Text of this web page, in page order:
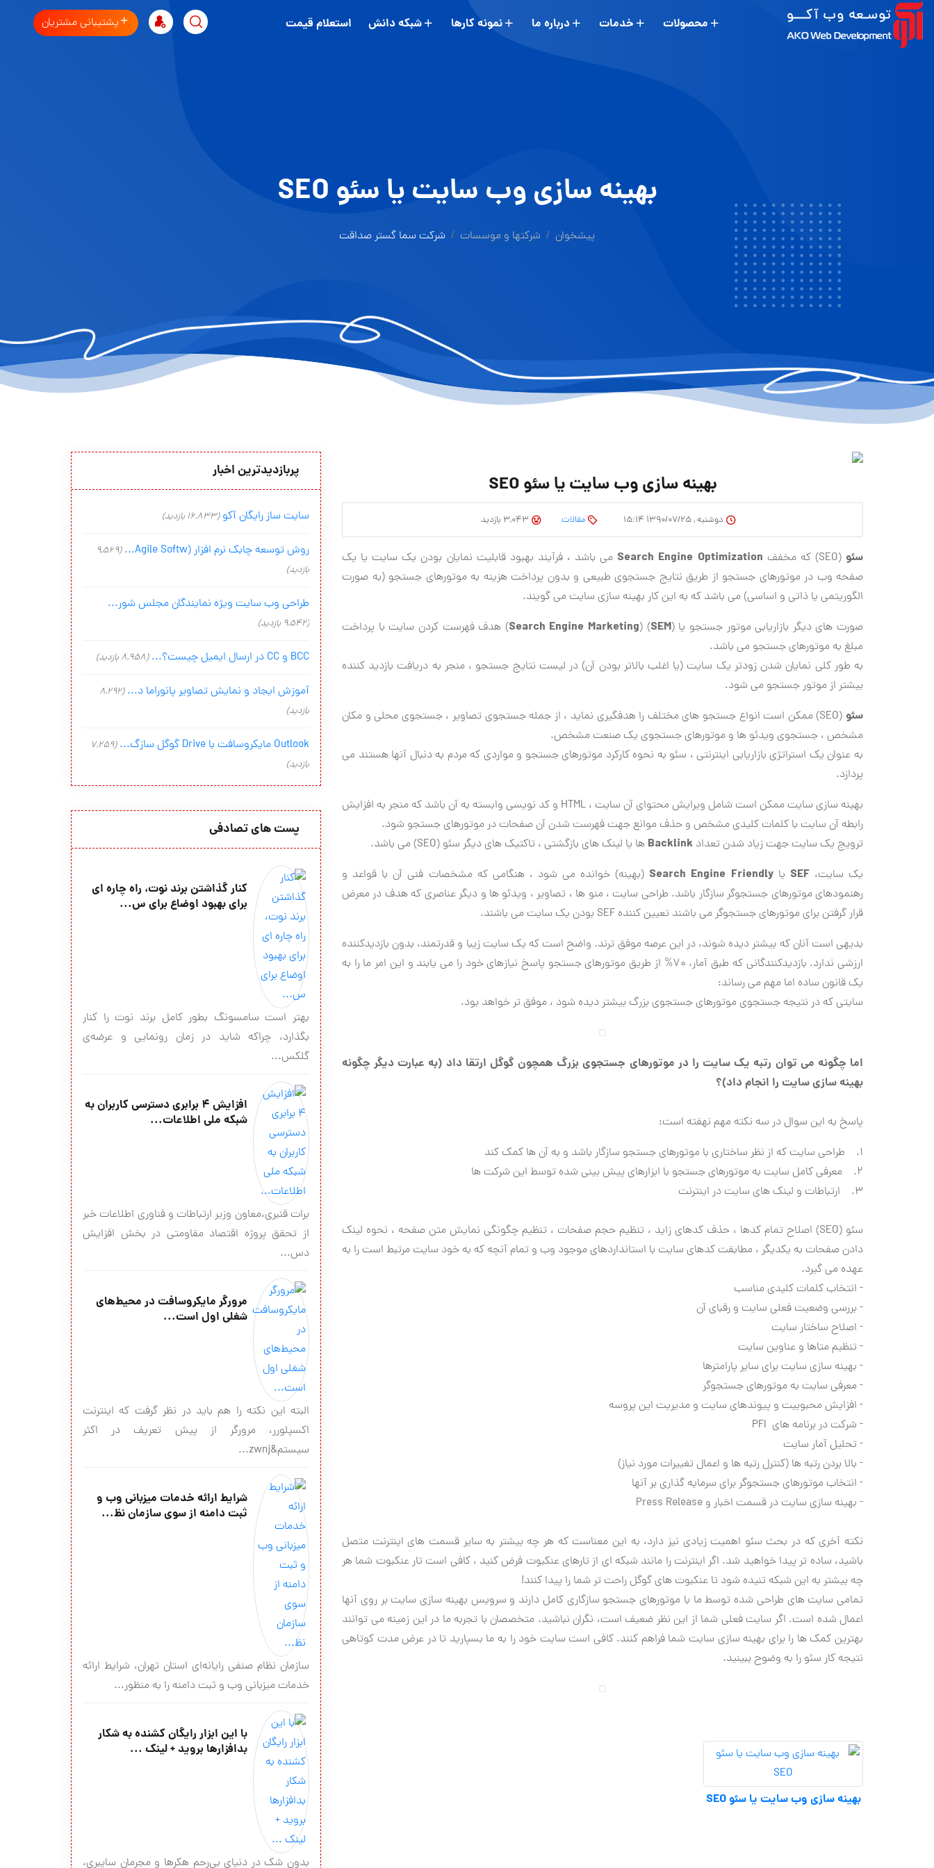
محصولات خدمات درباره ما نمونه کارها شبکه دانش استعلام قیمت پشتیبانی مشتریان
بهینه سازی وب سایت یا سئو SEO
پیشخوان شرکتها و موسسات شرکت سما گستر صداقت
بهینه سازی وب سایت یا سئو SEO
دوشنبه , ۱۳۹۰/۰۷/۲۵ ۱۵:۱۴ مقالات
سئو (SEO) كه مخفف Search Engine Optimization می باشد ، فرآیند بهبود قابلیت نمایان بودن یك سایت یا یك
صفحه وب در موتورهای جستجو از طریق نتایج جستجوی طبیعی و بدون پرداخت هزینه به موتورهای جستجو (به صورت
الگوریتمی یا ذاتی و اساسی) می باشد كه به این كار بهینه سازی سایت می گویند.
صورت های دیگر بازاریابی موتور جستجو یا (SEM
) (
Search Engine Marketing) هدف فهرست كردن سایت با پرداخت
مبلغ به موتورهای جستجو می باشد.
به طور كلی نمایان شدن زودتر یك سایت (یا اغلب بالاتر بودن آن) در لیست نتایج جستجو ، منجر به دریافت بازدید كننده
بیشتر از موتور جستجو می شود.
سئو
(SEO) ممكن است انواع جستجو های مختلف را هدفگیری نماید ، از جمله جستجوی تصاویر ، جستجوی محلی و مكان
مشخص ، جستجوی ویدئو ها و موتورهای جستجوی یك صنعت مشخص.
به عنوان یك استراتژی بازاریابی اینترنتی ، سئو به نحوه كاركرد موتورهای جستجو و مواردی كه مردم به دنبال آنها هستند می
پردازد.
بهینه سازی سایت ممكن است شامل ویرایش محتوای آن سایت ، HTML و كد نویسی وابسته به آن باشد كه منجر به افزایش
رابطه آن سایت با كلمات كلیدی مشخص و حذف موانع جهت فهرست شدن آن صفحات در موتورهای جستجو شود.
ترویج یك سایت جهت زیاد شدن تعداد Backlink ها یا لینك های بازگشتی ، تاكتیك های دیگر سئو (SEO) می باشد.
یك سایت،SEF یاSearch Engine Friendly (بهینه) خوانده می شود ، هنگامی كه مشخصات فنی آن با قواعد و
رهنمودهای موتورهای جستجوگر سازگار باشد. طراحی سایت ، منو ها ، تصاویر ، ویدئو ها و دیگر عناصری كه هدف در معرض
قرار گرفتن برای موتورهای جستجوگر می باشند تعیین كننده SEF بودن یك سایت می باشند.
بدیهی است آنان که بیشتر دیده شوند، در این عرصه موفق ترند. واضح است که یک سایت زیبا و قدرتمند، بدون بازدیدکننده
ارزشی ندارد. بازدیدکنندگانی که طبق آمار، 70% از طریق موتورهای جستجو پاسخ نیازهای خود را می یابند و این امر ما را به
یک قانون ساده اما مهم می رساند:
سایتی که در نتیجه جستجوی موتورهای جستجوی بزرگ بیشتر دیده شود ، موفق تر خواهد بود.
اما چگونه می توان رتبه یک سایت را در موتورهای جستجوی بزرگ همچون گوگل ارتقا داد (به عبارت دیگر چگونه
بهینه سازی سایت را انجام داد)؟
پاسخ به این سوال در سه نکته مهم نهفته است:
1. طراحی سایت که از نظر ساختاری با موتورهای جستجو سازگار باشد و به آن ها کمک کند
2. معرفی کامل سایت به موتورهای جستجو با ابزارهای پیش بینی شده توسط این شرکت ها
3. ارتباطات و لینک های سایت در اینترنت
سئو (SEO) اصلاح تمام کدها ، حذف کدهای زاید ، تنظیم حجم صفحات ، تنظیم چگونگی نمایش متن صفحه ، نحوه لینک
دادن صفحات به یکدیگر ، مطابقت کدهای سایت با استانداردهای موجود وب و تمام آنچه که به خود سایت مرتبط است را به
عهده می گیرد.
- انتخاب کلمات کلیدی مناسب
- بررسی وضعیت فعلی سایت و رقبای آن
- اصلاح ساختار سایت
- تنظیم متاها و عناوین سایت
- بهینه سازی سایت برای سایر پارامترها
- معرفی سایت به موتورهای جستجوگر
- افزایش محبوبیت و پیوندهای سایت و مدیریت این پروسه
- شرکت در برنامه های PFI
- تحلیل آمار سایت
- بالا بردن رتبه ها (کنترل رتبه ها و اعمال تغییرات مورد نیاز)
- انتخاب موتورهای جستجوگر برای سرمایه گذاری بر آنها
- بهینه سازی سایت در قسمت اخبار و Press Release
نکته آخری كه در بحث سئو اهمیت زیادی نیز دارد، به این معناست که هر چه بیشتر به سایر قسمت های اینترنت متصل
باشید، ساده ‌تر پیدا خواهید شد. اگر اینترنت را مانند شبکه ای از تارهای عنکبوت فرض کنید ، کافی است تار عنکبوت شما هر
چه بیشتر به این شبکه تنیده شود تا عنکبوت های گوگل راحت تر شما را پیدا کنند!
تمامی سایت های طراحی شده توسط ما با موتورهای جستجو سازگاری کامل دارند و سرویس بهینه سازی سایت بر روی آنها
اعمال شده است. اگر سایت فعلی شما از این نظر ضعیف است، نگران نباشید. متخصصان با تجربه ما در این زمینه می توانند
بهترین کمک ها را برای بهینه سازی سایت شما فراهم کنند. کافی است سایت خود را به ما بسپارید تا در عرض مدت کوتاهی
نتیجه کار سئو را به وضوح ببینید.
بهینه سازی وب سایت یا سئو SEO
پربازدیدترین اخبار
سایت ساز رایگان آکو (16,833 بازدید)
روش توسعه چابک نرم افزار (Agile Softw...
(9,569
بازدید)
طراحی وب سایت ویژه نمایندگان مجلس شور...
(9,542 بازدید)
BCC و CC در ارسال ایمیل چیست؟... (8,958 بازدید)
آموزش ایجاد و نمایش تصاویر پانوراما د... (8,292
بازدید)
Outlook مایکروسافت با Drive گوگل سازگ...
(7,259
بازدید)
پست های تصادفی
کنار گذاشتن برند نوت، راه چاره ای
برای بهبود اوضاع برای س...
بهتر است سامسونگ بطور کامل برند نوت را کنار
بگذارد، چراکه شاید در زمان رونمایی و عرضه‌ی
گلکس...
افزایش ۴ برابری دسترسی کاربران به
شبکه ملی اطلاعات...
برات قنبری،معاون وزیر ارتباطات و فناوری اطلاعات خبر
از تحقق پروژه اقتصاد مقاومتی در بخش افزایش
دس...
مرورگر مایکروسافت در محیط‌های
شغلی اول است...
البته این نکته را هم باید در نظر گرفت که اینترنت
اکسپلورر، مرورگر از پیش تعریف در اکثر
سیستم&zwnj...
شرايط ارائه خدمات ميزباني وب و
ثبت دامنه از سوي سازمان نظ...
سازمان نظام صنفي رايانه‌اي استان تهران، شرايط ارائه
خدمات ميزباني وب و ثبت دامنه را به منظور...
با این ابزار رایگان کشنده به شکار
بدافزارها بروید + لینک ...
بدون شک در دنیای بی‌رحم هکرها و مجرمان سایبری،